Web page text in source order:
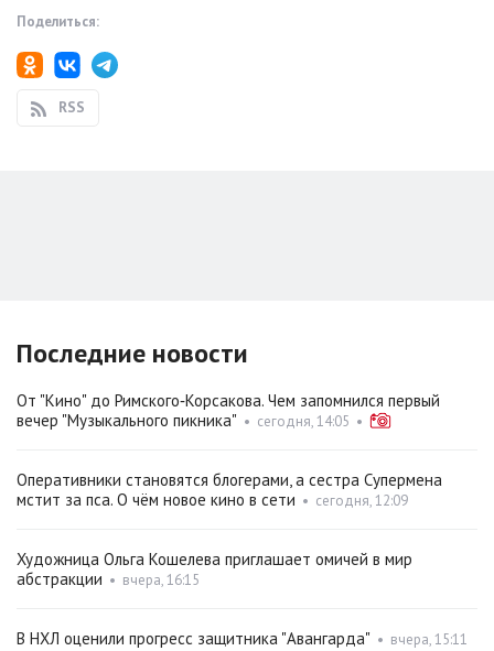
Поделиться:
RSS
Последние новости
От "Кино" до Римского‑Корсакова. Чем запомнился первый
вечер "Музыкального пикника" • сегодня, 14:05 •
Оперативники становятся блогерами, а сестра Супермена
мстит за пса. О чём новое кино в сети • сегодня, 12:09
Художница Ольга Кошелева приглашает омичей в мир
абстракции • вчера, 16:15
В НХЛ оценили прогресс защитника "Авангарда" • вчера, 15:11